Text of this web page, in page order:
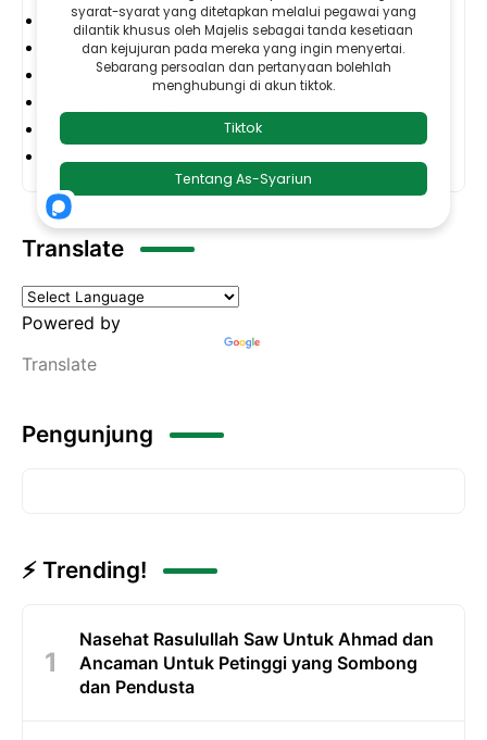
Khabar Langit
Kitab Al-Jawahirul Makhfiyyah
Kitab SBS
Translate
Powered by
Translate
Pengunjung
⚡ Trending!
Nasehat Rasulullah Saw Untuk Ahmad dan
Ancaman Untuk Petinggi yang Sombong
dan Pendusta